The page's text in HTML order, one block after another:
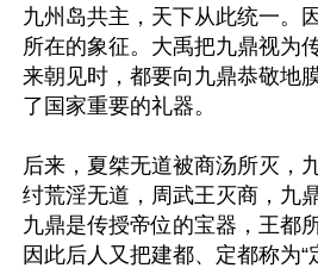
九州岛共主，天下从此统一。
所在的象征。大禹把九鼎视为
来朝见时，都要向九鼎恭敬地
了国家重要的礼器。
后来，夏桀无道被商汤所灭，
纣荒淫无道，周武王灭商，九
九鼎是传授帝位的宝器，王都
因此后人又把建都、定都称为“